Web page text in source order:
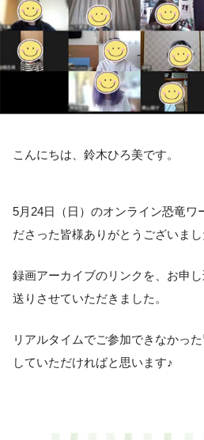
こんにちは、鈴木ひろ美です。
5月24日（日）のオンライン恐竜ワ
ださった皆様ありがとうございまし
録画アーカイブのリンクを、お申
送りさせていただきました。
リアルタイムでご参加できなかっ
していただければと思います♪